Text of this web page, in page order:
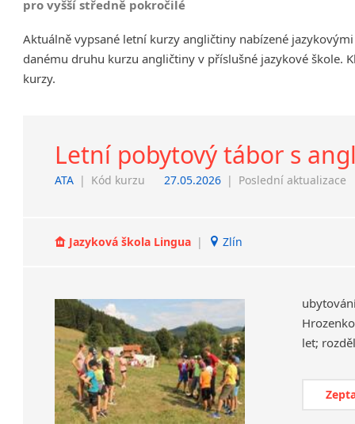
Děčín
Hodonín
Prostějov
Sedlčany
Tišnov
pro vyšší středně pokročilé
Aktuálně vypsané letní kurzy angličtiny nabízené
danému druhu kurzu angličtiny v příslušné jazykové škole.
kurzy.
Letní pobytový tábor s
ATA | Kód kurzu 27.05.2026 | Poslední aktualizace
Jazyková škola Lingua | Zlín